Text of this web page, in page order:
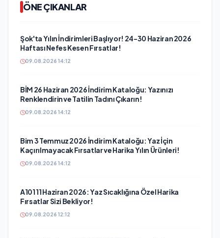
ÖNE ÇIKANLAR
Şok'ta Yılın İndirimleri Başlıyor! 24-30 Haziran 2026
Haftası Nefes Kesen Fırsatlar!
09.08.2026 14:12
BİM 26 Haziran 2026 İndirim Kataloğu: Yazınızı
Renklendirin ve Tatilin Tadını Çıkarın!
09.08.2026 14:12
Bim 3 Temmuz 2026 İndirim Kataloğu: Yaz İçin
Kaçırılmayacak Fırsatlar ve Harika Yılın Ürünleri!
09.08.2026 14:12
A101 11 Haziran 2026: Yaz Sıcaklığına Özel Harika
Fırsatlar Sizi Bekliyor!
09.08.2026 12:12